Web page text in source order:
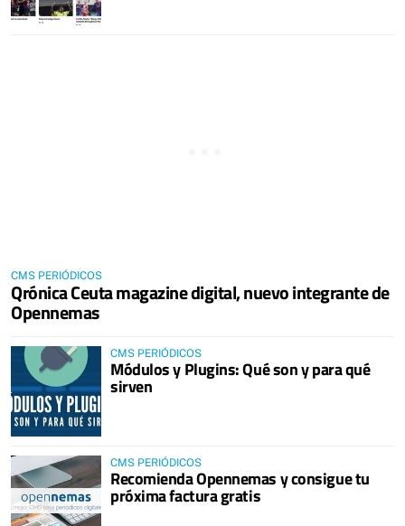
CMS PERIÓDICOS
Qrónica Ceuta magazine digital, nuevo integrante de
Opennemas
CMS PERIÓDICOS
Módulos y Plugins: Qué son y para qué
sirven
CMS PERIÓDICOS
Recomienda Opennemas y consigue tu
próxima factura gratis